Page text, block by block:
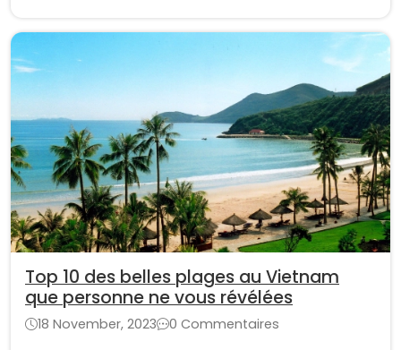
Top 10 des belles plages au Vietnam
que personne ne vous révélées
18 November, 2023
0 Commentaires